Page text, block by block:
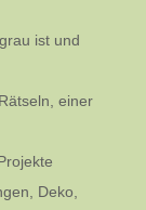
ist und
einer
Deko,